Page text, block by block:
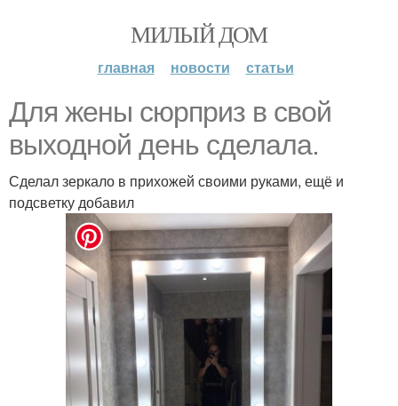
МИЛЫЙ ДОМ
главная новости статьи
Для жены сюрприз в свой
выходной день сделала.
Сделал зеркало в прихожей своими руками, ещё и
подсветку добавил